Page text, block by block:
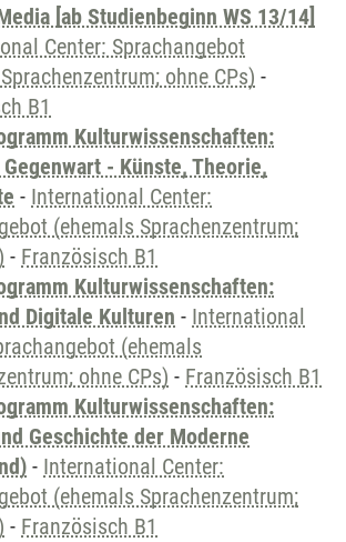
[ab Studienbeginn WS 13/14]
Center: Sprachangebot
ohne CPs) -
B1
Kulturwissenschaften:
- Künste, Theorie,
- International Center:
(ehemals Sprachenzentrum;
- Französisch B1
Kulturwissenschaften:
Digitale Kulturen - International
(ehemals
ohne CPs) - Französisch B1
Kulturwissenschaften:
Geschichte der Moderne
- International Center:
(ehemals Sprachenzentrum;
- Französisch B1